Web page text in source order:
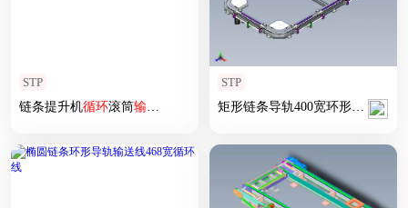
STP
链条提升机循环滚筒输送线 循环双层动力滚筒输送线3D模型
STP
矩形链条导轨400宽环形导轨 循环